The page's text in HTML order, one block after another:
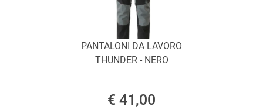
PANTALONI DA LAVORO
THUNDER - NERO
€ 41,00